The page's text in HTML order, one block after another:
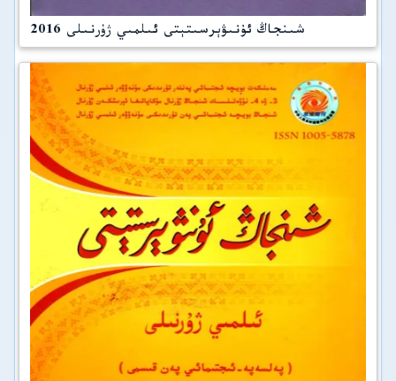
شىنجاڭ ئۇنىۋېرسىتېتى ئىلمىي ژۇرنىلى 2016